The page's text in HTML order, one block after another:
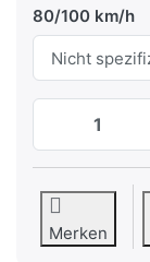
80/100 km/h
Merken